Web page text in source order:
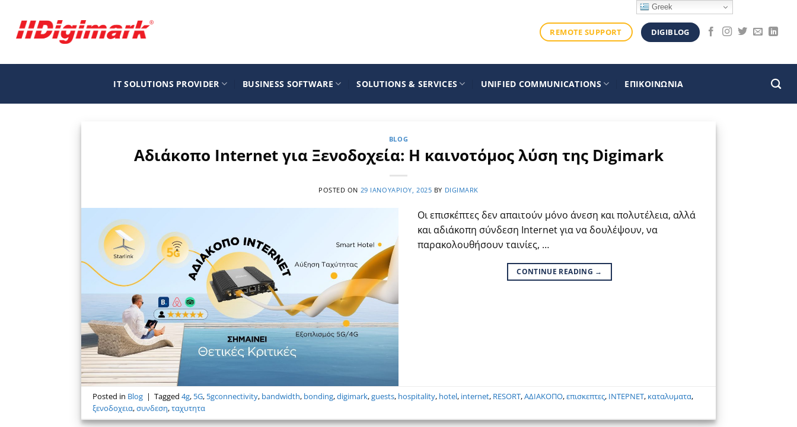
περιεχόμενο
REMOTE SUPPORT DIGIBLOG
IT SOLUTIONS PROVIDER BUSINESS SOFTWARE SOLUTIONS & SERVICES UNIFIED COMMUNICATIONS ΕΠΙΚΟΙΝΩΝΙΑ
BLOG
Αδιάκοπο Internet για Ξενοδοχεία: Η καινοτόμος λύση της Digimark
POSTED ON 29 ΙΑΝΟΥΑΡΊΟΥ, 2025 BY DIGIMARK
Οι επισκέπτες δεν απαιτούν μόνο άνεση και πολυτέλεια, αλλά
και αδιάκοπη σύνδεση Internet για να δουλέψουν, να
παρακολουθήσουν ταινίες, …
CONTINUE READING →
Posted in Blog | Tagged4g, 5G, 5gconnectivity, bandwidth, bonding,digimark,guests, hospitality, hotel, internet, RESORT,ΑΔΙΑΚΟΠΟ,επισκεπτες, ΙΝΤΕΡΝΕΤ, καταλυματα,
ξενοδοχεια,συνδεση,ταχυτητα
Greek